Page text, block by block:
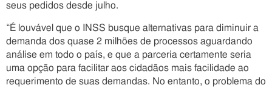
seus pedidos desde julho.
“É louvável que o INSS busque alternativas para diminuir a
demanda dos quase 2 milhões de processos aguardando
análise em todo o país, e que a parceria certamente seria
uma opção para facilitar aos cidadãos mais facilidade ao
requerimento de suas demandas. No entanto, o problema do